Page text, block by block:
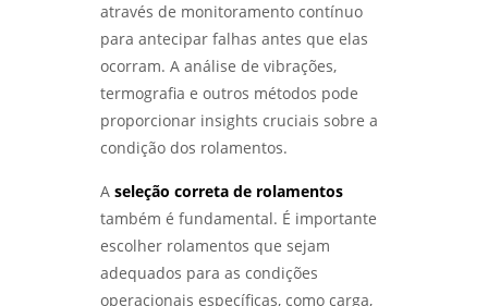
COMO ESCOLHER EMPRESAS DE ENSAIOS NÃO
DESTRUTIVOS COM QUALIDADE - LABMETAL
COMO A ANÁLISE METALOGRÁFICA
TRANSFORMA A INDÚSTRIA METALÚRGICA -
LABMETAL
ANÁLISE DE FALHAS EM MÁQUINAS E
EQUIPAMENTOS: COMO EVITAR PROBLEMAS E
DESCUBRA OS MELHORES LABORATÓRIOS DE
ENSAIOS MECÂNICOS EM SP - LABMETAL
através de monitoramento contínuo
para antecipar falhas antes que elas
ocorram. A análise de vibrações,
termografia e outros métodos pode
proporcionar insights cruciais sobre a
condição dos rolamentos.
A seleção correta de rolamentos
também é fundamental. É importante
escolher rolamentos que sejam
adequados para as condições
operacionais específicas, como carga,